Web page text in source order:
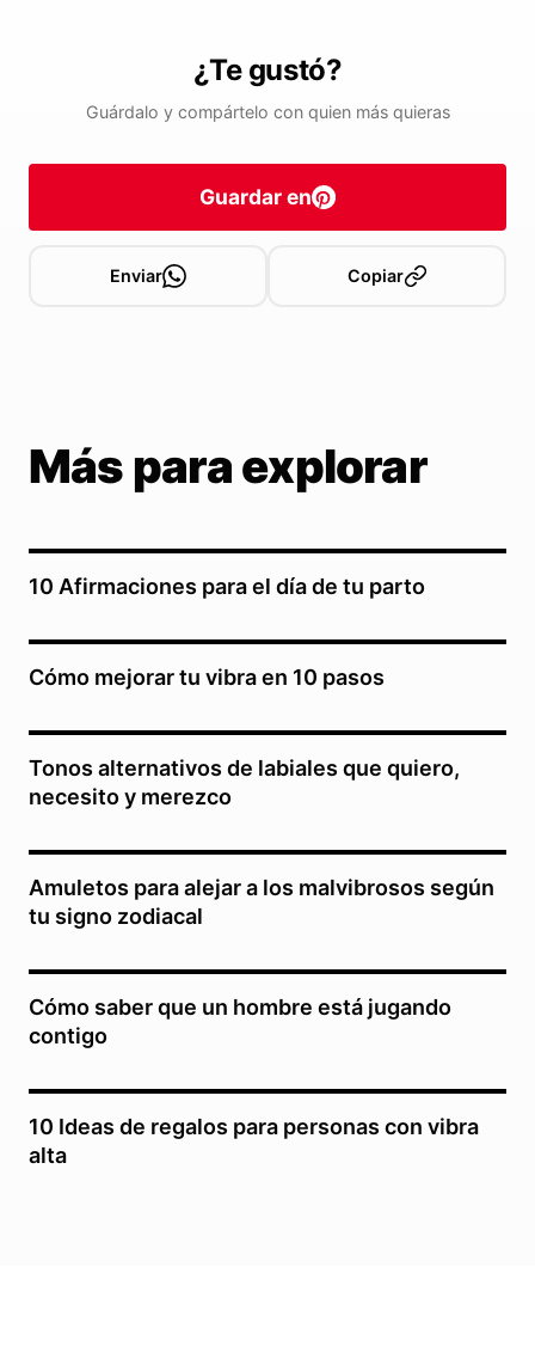
¿Te gustó?
Guárdalo y compártelo con quien más quieras
Guardar en
Enviar Copiar
Más para explorar
10 Afirmaciones para el día de tu parto
Cómo mejorar tu vibra en 10 pasos
Tonos alternativos de labiales que quiero,
necesito y merezco
Amuletos para alejar a los malvibrosos según
tu signo zodiacal
Cómo saber que un hombre está jugando
contigo
10 Ideas de regalos para personas con vibra
alta